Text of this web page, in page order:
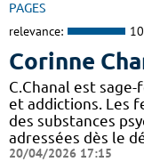
PAGES
relevance:
Corinne
C.Chanal est
et addictions. Les
des substances
adressées dès le
20/04/2026 17:15